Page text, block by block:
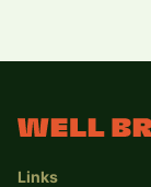
Links